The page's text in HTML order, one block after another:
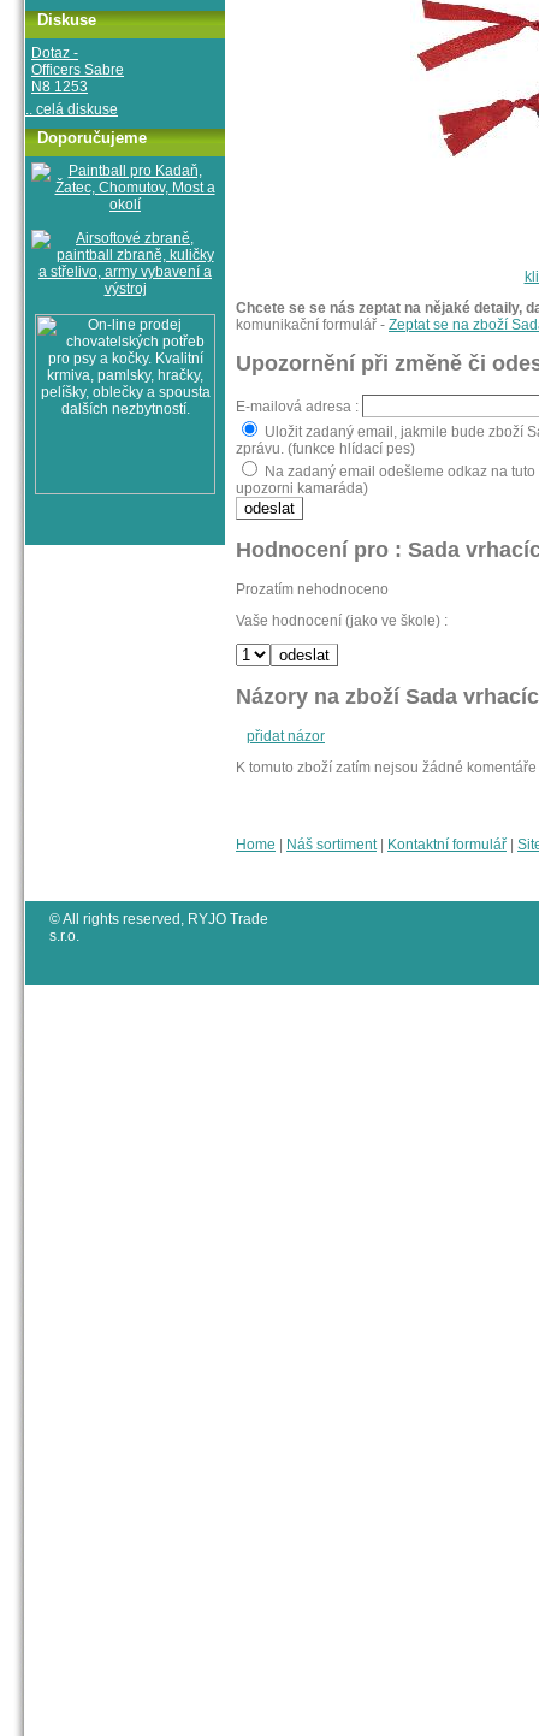
Chcete se se nás zeptat na nějaké detaily,
komunikační formulář - Zeptat se na zboží
Upozornění při změně či
E-mailová adresa :
Uložit zadaný email, jakmile bude zboží
zprávu. (funkce hlídací pes)
Na zadaný email odešleme odkaz na
upozorni kamaráda)
Hodnocení pro : Sada
Prozatím nehodnoceno
Vaše hodnocení (jako ve škole) :
Názory na zboží Sada
přidat názor
K tomuto zboží zatím nejsou žádné komentáře
Home | Náš sortiment | Kontaktní formulář |
Diskuse
Dotaz -
Officers Sabre
N8 1253
.. celá diskuse
Doporučujeme
© All rights reserved, RYJO Trade
s.r.o.